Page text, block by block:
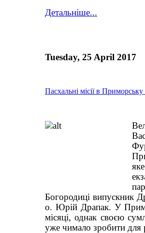
Детальніше...
Tuesday, 25 April 2017
Пасхальні місії в
Богородиці випускник
о. Юрій Драпак. У
місяці, однак своєю
уже чимало зробити для